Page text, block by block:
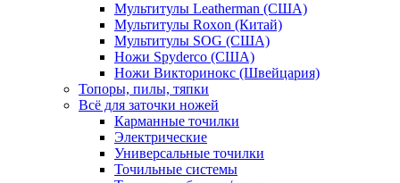
Мультитулы Leatherman (США)
Мультитулы Roxon (Китай)
Мультитулы SOG (США)
Ножи Spyderco (США)
Ножи Викторинокс (Швейцария)
Топоры, пилы, тяпки
Всё для заточки ножей
Карманные точилки
Электрические
Универсальные точилки
Точильные системы